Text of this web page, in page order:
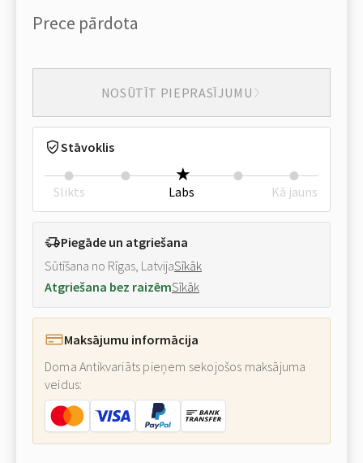
Prece pārdota
NOSŪTĪT PIEPRASĪJUMU
Stāvoklis
Slikts Labs Kā jauns
Piegāde un atgriešana
Sūtīšana no Rīgas, LatvijaSīkāk
Atgriešana bez raizēmSīkāk
Maksājumu informācija
Doma Antikvariāts pieņem sekojošos maksājuma
veidus: